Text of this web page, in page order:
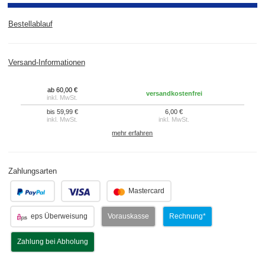
Bestellablauf
Versand-Informationen
ab 60,00 €
inkl. MwSt.
versandkostenfrei
bis 59,99 €
inkl. MwSt.
6,00 €
inkl. MwSt.
mehr erfahren
Zahlungsarten
Mastercard
eps Überweisung Vorauskasse Rechnung*
Zahlung bei Abholung